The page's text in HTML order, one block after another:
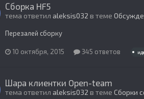
Сборка HF5
тема ответил aleksis032 в теме
Перезалей сборку
10 октября, 2015 345 ответов
Шара клиентки Open-team
тема ответил aleksis032 в теме Сборки